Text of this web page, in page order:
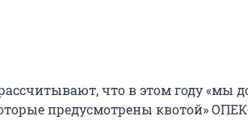
что в этом году «мы
предусмотрены квотой»